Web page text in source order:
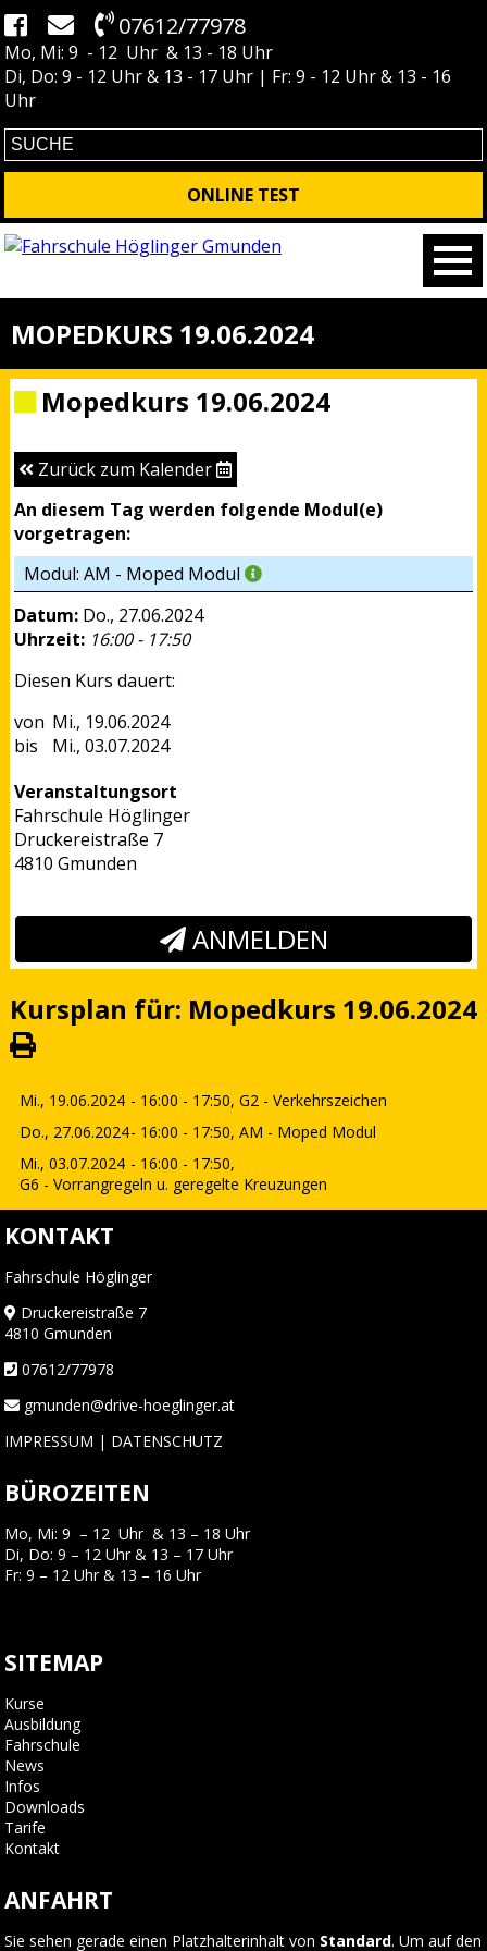
07612/77978
Mo, Mi: 9 - 12 Uhr & 13 - 18 Uhr
Di, Do: 9 - 12 Uhr & 13 - 17 Uhr | Fr: 9 - 12 Uhr & 13 - 16
Uhr
ONLINE TEST
MOPEDKURS 19.06.2024
Mopedkurs 19.06.2024
Zurück zum Kalender
An diesem Tag werden folgende Modul(e)
vorgetragen:
Modul: AM - Moped Modul
Datum: Do., 27.06.2024
Uhrzeit: 16:00 - 17:50
Diesen Kurs dauert:
Mi., 19.06.2024
Mi., 03.07.2024
Veranstaltungsort
Fahrschule Höglinger
Druckereistraße 7
4810 Gmunden
ANMELDEN
Kursplan für: Mopedkurs 19.06.2024
Mi., 19.06.2024 - 16:00 - 17:50, G2 - Verkehrszeichen
Do., 27.06.2024- 16:00 - 17:50, AM - Moped Modul
Mi., 03.07.2024 - 16:00 - 17:50,
G6 - Vorrangregeln u. geregelte Kreuzungen
KONTAKT
Fahrschule Höglinger
Druckereistraße 7
4810 Gmunden
07612/77978
gmunden@drive-hoeglinger.at
IMPRESSUM | DATENSCHUTZ
BÜROZEITEN
Mo, Mi: 9 – 12 Uhr & 13 – 18 Uhr
Di, Do: 9 – 12 Uhr & 13 – 17 Uhr
Fr: 9 – 12 Uhr & 13 – 16 Uhr
SITEMAP
Kurse
Ausbildung
Fahrschule
News
Infos
Downloads
Tarife
Kontakt
ANFAHRT
Sie sehen gerade einen Platzhalterinhalt von Standard. Um auf den